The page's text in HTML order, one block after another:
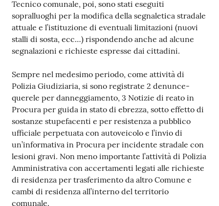
Tecnico comunale, poi, sono stati eseguiti
sopralluoghi per la modifica della segnaletica stradale
attuale e l’istituzione di eventuali limitazioni (nuovi
stalli di sosta, ecc…) rispondendo anche ad alcune
segnalazioni e richieste espresse dai cittadini.
Sempre nel medesimo periodo, come attività di
Polizia Giudiziaria, si sono registrate 2 denunce-
querele per danneggiamento, 3 Notizie di reato in
Procura per guida in stato di ebrezza, sotto effetto di
sostanze stupefacenti e per resistenza a pubblico
ufficiale perpetuata con autoveicolo e l’invio di
un’informativa in Procura per incidente stradale con
lesioni gravi. Non meno importante l’attività di Polizia
Amministrativa con accertamenti legati alle richieste
di residenza per trasferimento da altro Comune e
cambi di residenza all’interno del territorio
comunale.